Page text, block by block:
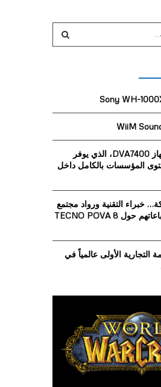
أطلقت Synology جهاز DVA7400، الذي يوفر
المؤسسات بالكامل داخل
خبراء التقنية ورواد مجتمع
الألعاب يشاركون انطباعاتهم حول TECNO POVA 8
التجارية الأولى عالمياً في